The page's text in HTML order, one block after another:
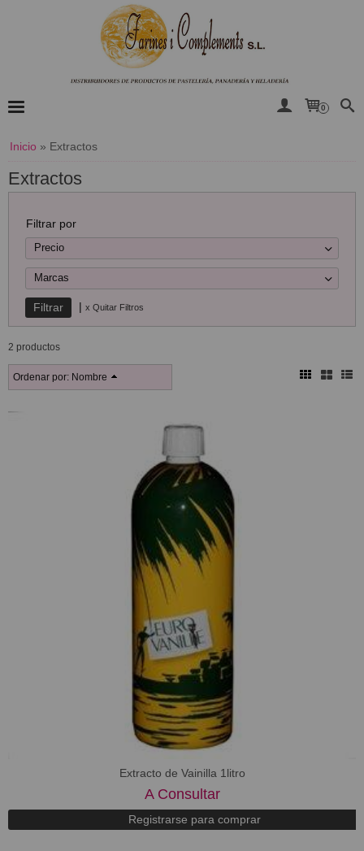
0
Inicio » Extractos
Extractos
Filtrar por
Precio
Marcas
| x Quitar Filtros
2 productos
Ordenar por: Nombre
Extracto de Vainilla 1litro
A Consultar
Registrarse para comprar